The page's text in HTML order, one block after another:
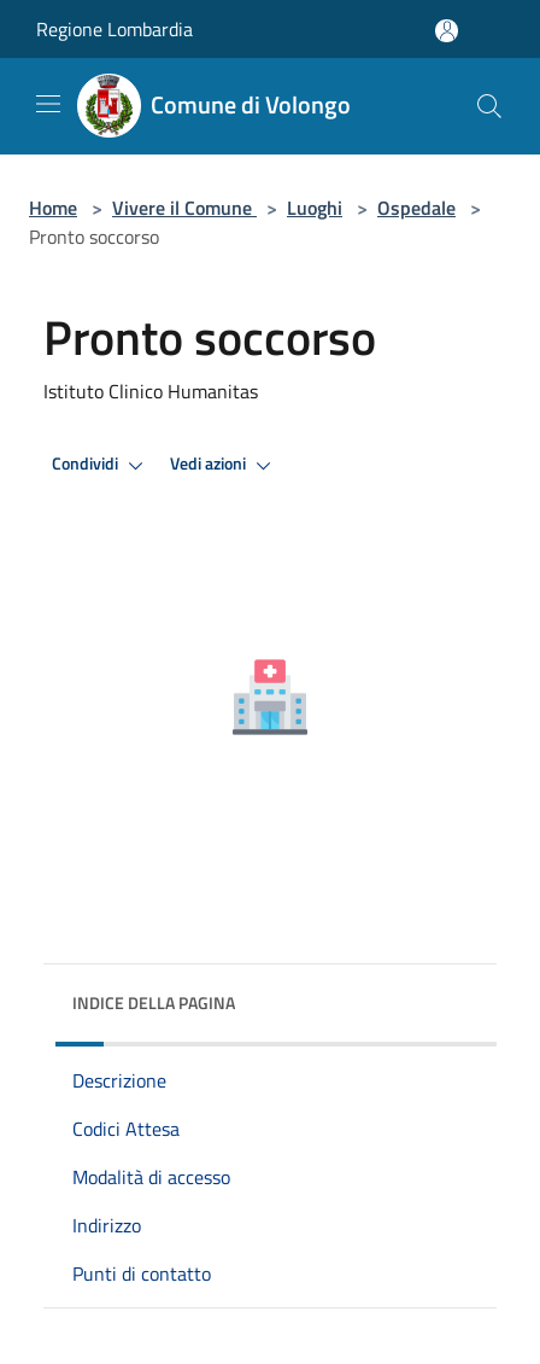
Regione Lombardia
Comune di Volongo
Home > Vivere il Comune > Luoghi > Ospedale >
Pronto soccorso
Pronto soccorso
Istituto Clinico Humanitas
Condividi Vedi azioni
INDICE DELLA PAGINA
Descrizione
Codici Attesa
Modalità di accesso
Indirizzo
Punti di contatto